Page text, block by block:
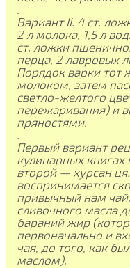
.
Вариант II. 4 ст.
2 л молока, 1,5 л
ст. ложки
перца, 2 лавровых
Порядок варки тот
молоком, затем
светло-желтого
пережаривания) и
пряностями.
.
Первый вариант
кулинарных
второй — хурсан
воспринимается
привычный нам
сливочного масла
бараний жир
первоначально и
чая, до того, как
маслом).